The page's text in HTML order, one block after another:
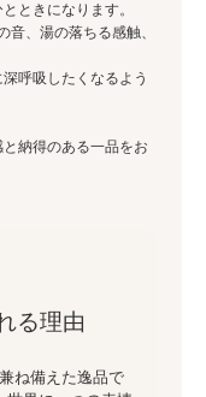
ときになります。
、湯の落ちる感触、
呼吸したくなるよう
納得のある一品をお
る理由
ね備えた逸品で